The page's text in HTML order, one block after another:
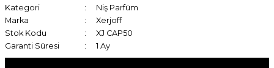
Kategori
Niş Parfüm
Marka
Xerjoff
Stok Kodu
XJ CAP50
Garanti Süresi
1 Ay